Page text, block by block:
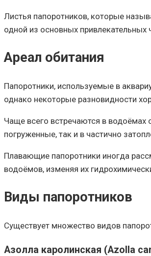
Листья папоротников, которые
одной из основных привлекательных
Ареал обитания
Папоротники, используемые в
однако некоторые разновидности
Чаще всего встречаются в водоёмах
погруженные, так и в частично
Плавающие папоротники иногда
водоёмов, изменяя их
Виды папоротников
Существует множество видов
Азолла каролинская (Azolla